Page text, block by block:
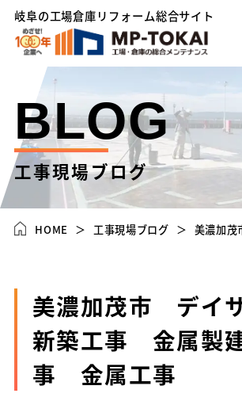
岐阜の工場倉庫リフォーム総合サイト
BLOG
工事現場ブログ
HOME 工事現場ブログ 美濃加
美濃加茂市 デイ
新築工事 金属製
事 金属工事